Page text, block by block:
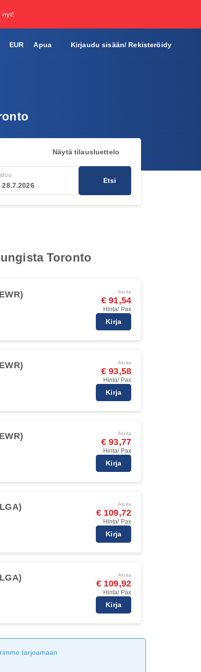
nyt!
EUR Apua Kirjaudu sisään/ Rekisteröidy
Näytä tilausluettelo
28.7.2026
Etsi
Toronto
Aloita
€ 91,54
Hinta/ Pax
Kirja
Aloita
€ 93,58
Hinta/ Pax
Kirja
Aloita
€ 93,77
Hinta/ Pax
Kirja
Aloita
€ 109,72
Hinta/ Pax
Kirja
Aloita
€ 109,92
Hinta/ Pax
Kirja
tarjoamaan